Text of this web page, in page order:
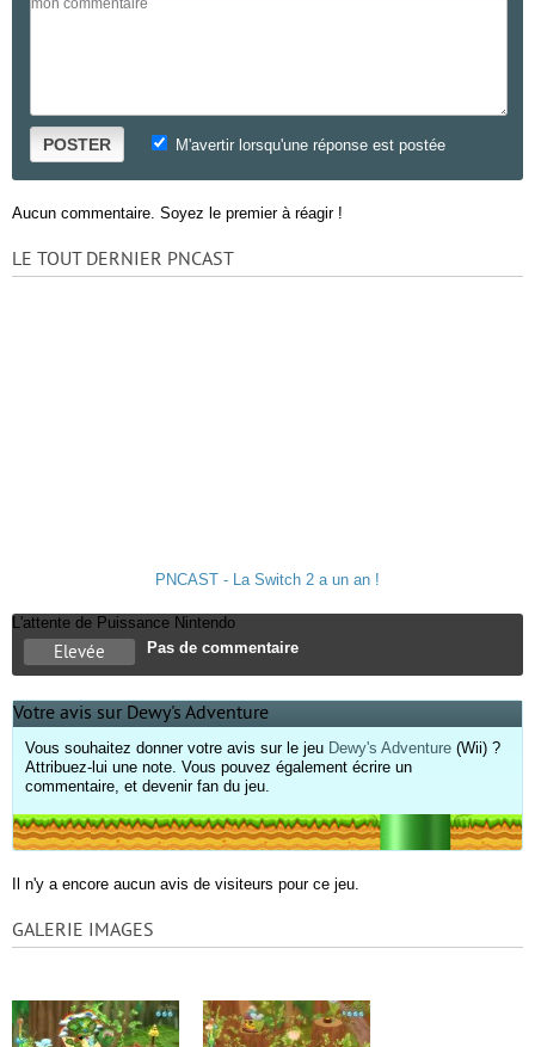
POSTER M'avertir lorsqu'une réponse est postée
Aucun commentaire. Soyez le premier à réagir !
LE TOUT DERNIER PNCAST
PNCAST - La Switch 2 a un an !
L'attente de Puissance Nintendo
Elevée Pas de commentaire
Votre avis sur Dewy's Adventure
Vous souhaitez donner votre avis sur le jeu Dewy's Adventure (Wii) ?
Attribuez-lui une note. Vous pouvez également écrire un
commentaire, et devenir fan du jeu.
Il n'y a encore aucun avis de visiteurs pour ce jeu.
GALERIE IMAGES